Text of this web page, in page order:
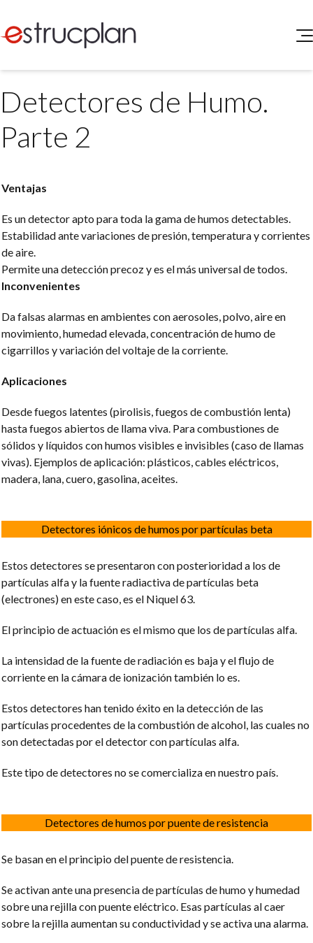
SERVICIOS
Medio Ambiente
INGRESAR
Buscador de Legislación
Matriz Premium
Matriz Profesional
Detectores de Humo.
Parte 2
Ventajas
Es un detector apto para toda la gama de humos detectables.
Estabilidad ante variaciones de presión, temperatura y corrientes
de aire.
Permite una detección precoz y es el más universal de todos.
Inconvenientes
Da falsas alarmas en ambientes con aerosoles, polvo, aire en
movimiento, humedad elevada, concentración de humo de
cigarrillos y variación del voltaje de la corriente.
Aplicaciones
Desde fuegos latentes (pirolisis, fuegos de combustión lenta)
hasta fuegos abiertos de llama viva. Para combustiones de
sólidos y líquidos con humos visibles e invisibles (caso de llamas
vivas). Ejemplos de aplicación: plásticos, cables eléctricos,
madera, lana, cuero, gasolina, aceites.
Detectores iónicos de humos por partículas beta
Estos detectores se presentaron con posterioridad a los de
partículas alfa y la fuente radiactiva de partículas beta
(electrones) en este caso, es el Niquel 63.
El principio de actuación es el mismo que los de partículas alfa.
La intensidad de la fuente de radiación es baja y el flujo de
corriente en la cámara de ionización también lo es.
Estos detectores han tenido éxito en la detección de las
partículas procedentes de la combustión de alcohol, las cuales no
son detectadas por el detector con partículas alfa.
Este tipo de detectores no se comercializa en nuestro país.
Detectores de humos por puente de resistencia
Se basan en el principio del puente de resistencia.
Se activan ante una presencia de partículas de humo y humedad
sobre una rejilla con puente eléctrico. Esas partículas al caer
sobre la rejilla aumentan su conductividad y se activa una alarma.